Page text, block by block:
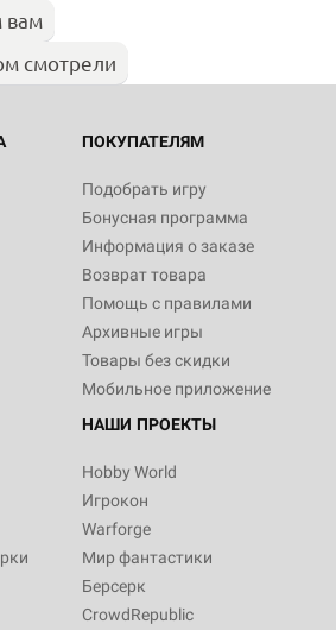
вам
смотрели
ПОКУПАТЕЛЯМ
Подобрать игру
Бонусная программа
Информация о заказе
Возврат товара
Помощь с правилами
Архивные игры
Товары без скидки
Мобильное приложение
НАШИ ПРОЕКТЫ
Hobby World
Игрокон
Warforge
Мир фантастики
Берсерк
CrowdRepublic